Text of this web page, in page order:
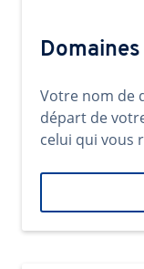
Domaines
Votre nom de
départ de
celui qui vous